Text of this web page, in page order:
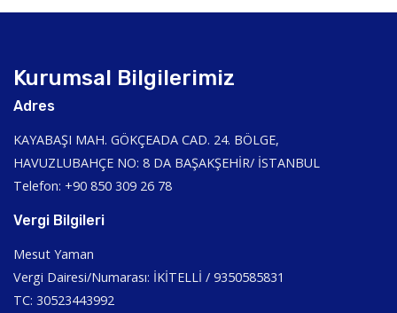
Kurumsal Bilgilerimiz
Adres
KAYABAŞI MAH. GÖKÇEADA CAD. 24. BÖLGE,
HAVUZLUBAHÇE NO: 8 DA BAŞAKŞEHİR/ İSTANBUL
Telefon: +90 850 309 26 78
Vergi Bilgileri
Mesut Yaman
Vergi Dairesi/Numarası: İKİTELLİ / 9350585831
TC: 30523443992